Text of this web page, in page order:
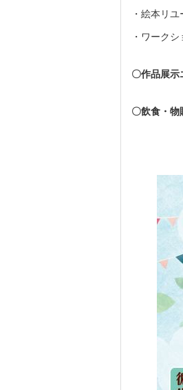
・絵本リユ
・ワーク
〇作品展示
〇飲食・物